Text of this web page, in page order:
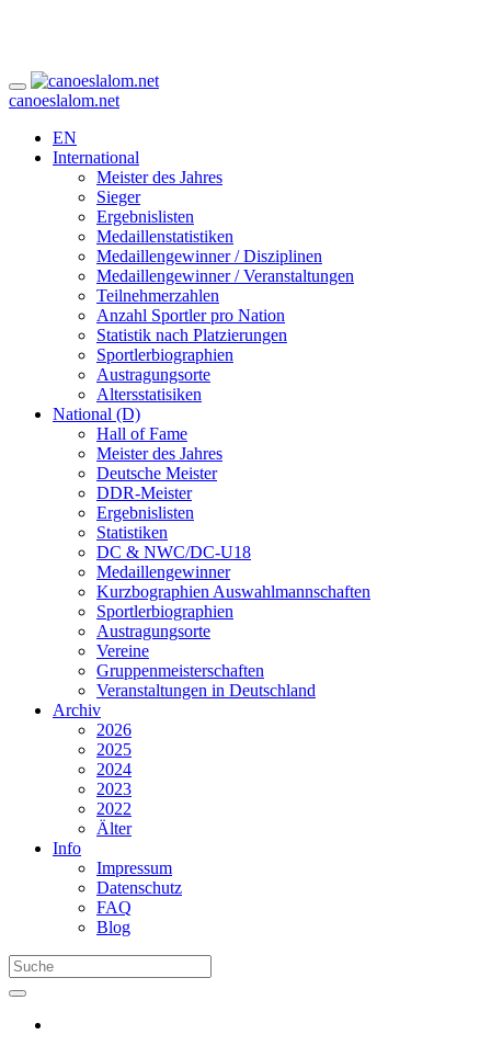
canoeslalom.net
EN
International
Meister des Jahres
Sieger
Ergebnislisten
Medaillenstatistiken
Medaillengewinner / Disziplinen
Medaillengewinner / Veranstaltungen
Teilnehmerzahlen
Anzahl Sportler pro Nation
Statistik nach Platzierungen
Sportlerbiographien
Austragungsorte
Altersstatisiken
National (D)
Hall of Fame
Meister des Jahres
Deutsche Meister
DDR-Meister
Ergebnislisten
Statistiken
DC & NWC/DC-U18
Medaillengewinner
Kurzbographien Auswahlmannschaften
Sportlerbiographien
Austragungsorte
Vereine
Gruppenmeisterschaften
Veranstaltungen in Deutschland
Archiv
2026
2025
2024
2023
2022
Älter
Info
Impressum
Datenschutz
FAQ
Blog